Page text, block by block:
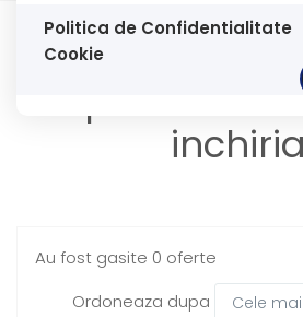
Politica de Confidentialitate
Cookie
Inchiriere Spatii industriale
Spatii
Au fost gasite 0 oferte
Ordoneaza dupa
Cele